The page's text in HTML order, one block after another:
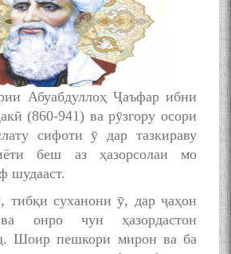
Абуабдуллоҳ Ҷаъфар ибни
(860-941) ва рӯзгору осори
сифоти ӯ дар тазкираву
беш аз ҳазорсолаи мо
шудааст.
тибқи суханони ӯ, дар ҷаҳон
онро чун ҳазордастон
Шоир пешкори мирон ва ба